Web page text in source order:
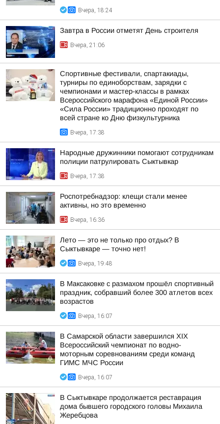
Вчера, 18:24
Завтра в России отметят День строителя
Вчера, 21:06
Спортивные фестивали, спартакиады,
турниры по единоборствам, зарядки с
чемпионами и мастер-классы в рамках
Всероссийского марафона «Единой России»
«Сила России» традиционно проходят по
всей стране ко Дню физкультурника
Вчера, 17:38
Народные дружинники помогают сотрудникам
полиции патрулировать Сыктывкар
Вчера, 17:38
Роспотребнадзор: клещи стали менее
активны, но это временно
Вчера, 16:36
Лето — это не только про отдых? В
Сыктывкаре — точно нет!
Вчера, 19:48
В Максаковке с размахом прошёл спортивный
праздник, собравший более 300 атлетов всех
возрастов
Вчера, 16:07
В Самарской области завершился XIХ
Всероссийский чемпионат по водно-
моторным соревнованиям среди команд
ГИМС МЧС России
Вчера, 16:07
В Сыктывкаре продолжается реставрация
дома бывшего городского головы Михаила
Жеребцова